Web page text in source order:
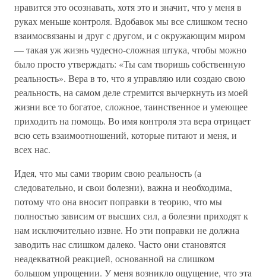
нравится это осознавать, хотя это и значит, что у меня в
руках меньше контроля. Вдобавок мы все слишком тесно
взаимосвязаны и друг с другом, и с окружающим миром
— такая уж жизнь чудесно-сложная штука, чтобы можно
было просто утверждать: «Ты сам творишь собственную
реальность». Вера в то, что я управляю или создаю свою
реальность, на самом деле стремится вычеркнуть из моей
жизни все то богатое, сложное, таинственное и умеющее
приходить на помощь. Во имя контроля эта вера отрицает
всю сеть взаимоотношений, которые питают и меня, и
всех нас.
Идея, что мы сами творим свою реальность (а
следовательно, и свои болезни), важна и необходима,
потому что она вносит поправки в теорию, что мы
полностью зависим от высших сил, а болезни приходят к
нам исключительно извне. Но эти поправки не должна
заводить нас слишком далеко. Часто они становятся
неадекватной реакцией, основанной на слишком
большом упрощении. У меня возникло ощущение, что эта